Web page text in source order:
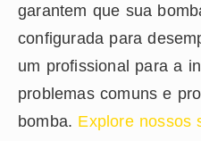
garantem que sua
configurada para
um profissional para a
problemas comuns e
bomba. Explore nossos